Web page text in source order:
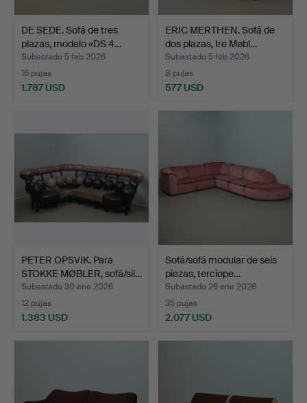
DE SEDE. Sofá de tres
plazas, modelo «DS 4…
Subastado 5 feb 2026
16 pujas
1.787 USD
ERIC MERTHEN. Sofá de
dos plazas, Ire Møbl…
Subastado 5 feb 2026
8 pujas
577 USD
PETER OPSVIK. Para
STOKKE MØBLER, sofá/sil…
Subastado 30 ene 2026
12 pujas
1.383 USD
Sofá/sofá modular de seis
piezas, terciope…
Subastado 26 ene 2026
35 pujas
2.077 USD